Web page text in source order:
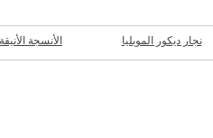
نجار ديكور الموبليا الأنسجة